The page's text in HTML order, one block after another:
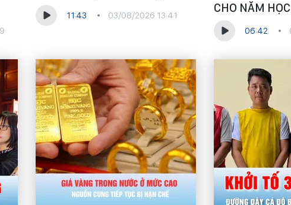
11:43 03/08/2026 13:41
CHO NĂM
06:42